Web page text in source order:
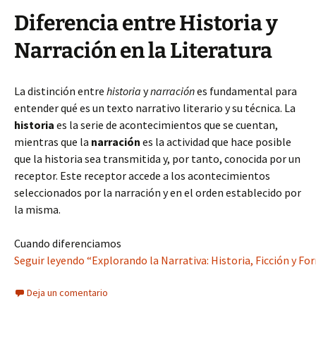
Diferencia entre Historia y
Narración en la Literatura
La distinción entre historia ynarraciónes fundamental para
entender qué es un texto narrativo literario y su técnica. La
historia es la serie de acontecimientos que se cuentan,
mientras que la narración es la actividad que hace posible
que la historia sea transmitida y, por tanto, conocida por un
receptor. Este receptor accede a los acontecimientos
seleccionados por la narración y en el orden establecido por
la misma.
Cuando diferenciamos
Seguir leyendo “Explorando la Narrativa: Historia, Ficción y
Deja un comentario